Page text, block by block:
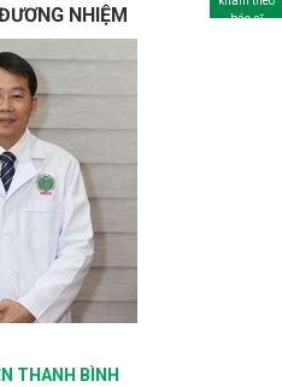
NHIỆM
THANH BÌNH
bác sĩ